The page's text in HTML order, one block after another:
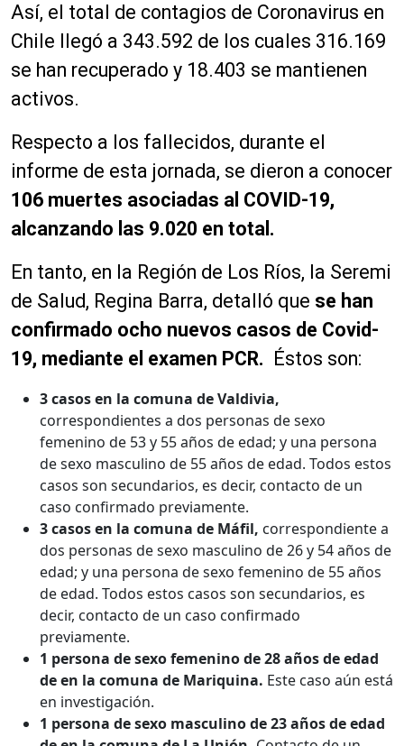
Así, el total de contagios de Coronavirus en
Chile llegó a 343.592 de los cuales 316.169
se han recuperado y 18.403 se mantienen
activos.
Respecto a los fallecidos, durante el
informe de esta jornada, se dieron a conocer
106 muertes asociadas al COVID-19,
alcanzando las 9.020 en total.
En tanto, en la Región de Los Ríos, la Seremi
de Salud, Regina Barra, detalló que se han
confirmado ocho nuevos casos de Covid-
19, mediante el examen PCR. Éstos son:
3 casos en la comuna de Valdivia,
correspondientes a dos personas de sexo
femenino de 53 y 55 años de edad; y una persona
de sexo masculino de 55 años de edad. Todos estos
casos son secundarios, es decir, contacto de un
caso confirmado previamente.
3 casos en la comuna de Máfil, correspondiente a
dos personas de sexo masculino de 26 y 54 años de
edad; y una persona de sexo femenino de 55 años
de edad. Todos estos casos son secundarios, es
decir, contacto de un caso confirmado
previamente.
1 persona de sexo femenino de 28 años de edad
de en la comuna de Mariquina. Este caso aún está
en investigación.
1 persona de sexo masculino de 23 años de edad